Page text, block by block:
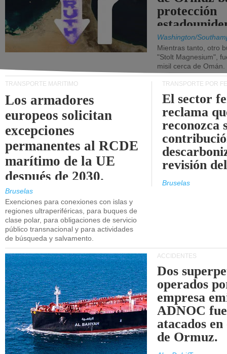
protección
Washington/
Mientras tanto, otro
"Stolt Magnesium",
misil cerca de Omán.
TRANSPORTE MARÍTIMO
Los armadores
europeos solicitan
excepciones
permanentes al RCDE
marítimo de la UE
después de 2030.
Bruselas
Exenciones para conexiones con islas y
regiones ultraperiféricas, para buques de
clase polar, para obligaciones de servicio
público transnacional y para actividades
de búsqueda y salvamento.
TRANSPORTE POR
El sector
reclama
reconozca
revisión
Bruselas
ACCIDENTES
Dos
operados
empresa
ADNOC
atacados
de Ormuz.